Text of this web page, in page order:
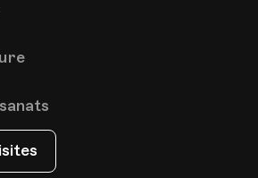
Ecole Pédagogique
33
Ecole Pédagogique